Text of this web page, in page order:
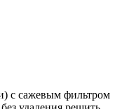
с сажевым фильтром